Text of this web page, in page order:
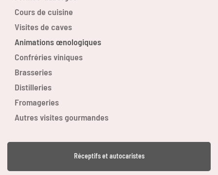
Cours de cuisine
Visites de caves
Animations œnologiques
Confréries viniques
Brasseries
Distilleries
Fromageries
Autres visites gourmandes
Réceptifs et autocaristes